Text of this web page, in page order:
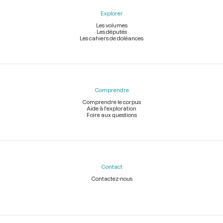
Explorer
Les volumes
Les députés
Les cahiers de doléances
Comprendre
Comprendre le corpus
Aide à l'exploration
Foire aux questions
Contact
Contactez-nous
Légal